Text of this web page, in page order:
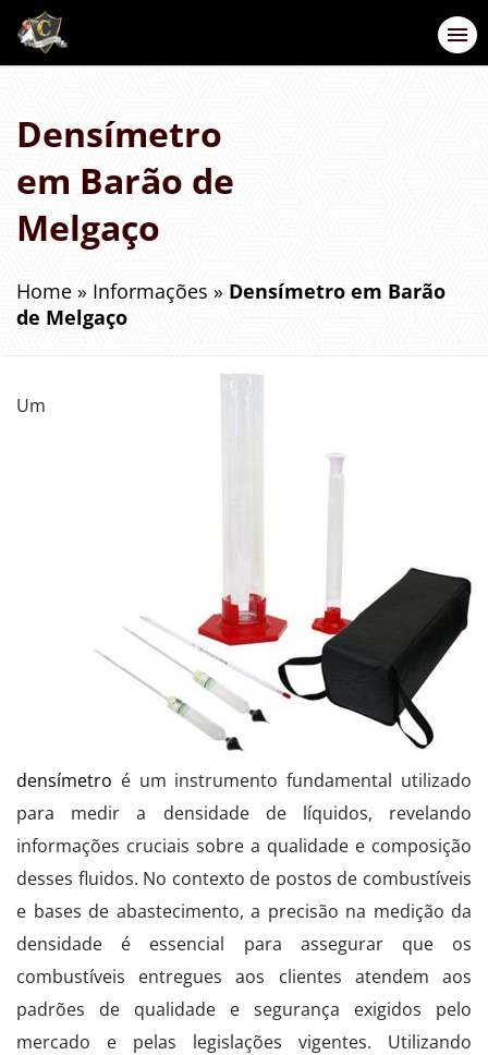
Densímetro
em Barão de
Melgaço
Home » Informações » Densímetro em Barão
de Melgaço
Um
densímetro é um instrumento fundamental utilizado
para medir a densidade de líquidos, revelando
informações cruciais sobre a qualidade e composição
desses fluidos. No contexto de postos de combustíveis
e bases de abastecimento, a precisão na medição da
densidade é essencial para assegurar que os
combustíveis entregues aos clientes atendem aos
padrões de qualidade e segurança exigidos pelo
mercado e pelas legislações vigentes. Utilizando